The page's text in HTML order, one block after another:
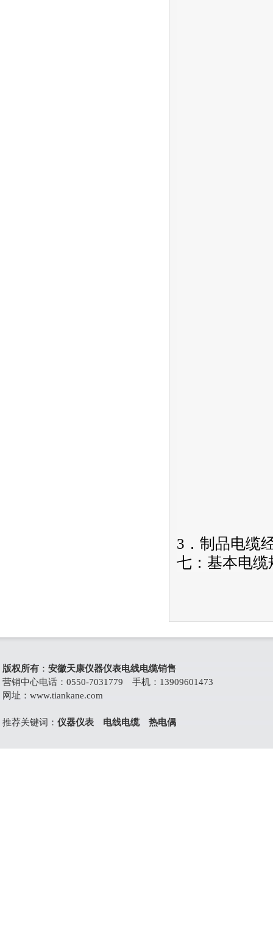
3．制品电缆
七：基本电
版权所有 ： 安徽天康仪器仪表电线电缆销售
营销中心电话：0550-7031779 手机：13909601473
网址： www.tiankane.com
推荐关键词： 仪器仪表 电线电缆 热电偶